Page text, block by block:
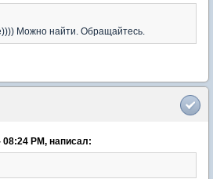
Можно найти. Обращайтесь.
PM, написал: